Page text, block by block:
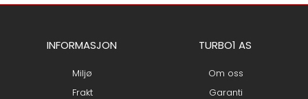
INFORMASJON
Miljø
Frakt
TURBO1 AS
Om oss
Garanti